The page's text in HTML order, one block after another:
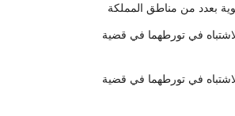
بعدد من مناطق المملكة
في تورطهما في قضية
في تورطهما في قضية